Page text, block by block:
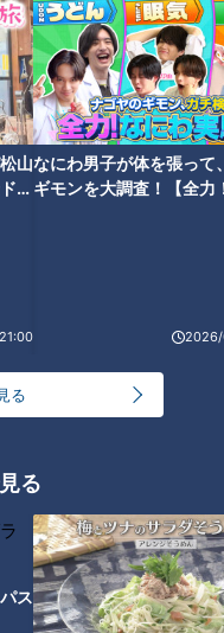
山
ラ
なにわ男子が体を張って
ギモンを大調査！【全力
2026/
る
る
ス
の秘密は「幻のコショ
！？世界の山ちゃんに密
日16万羽をさばくタイの
肉工場に爆笑問題・太田